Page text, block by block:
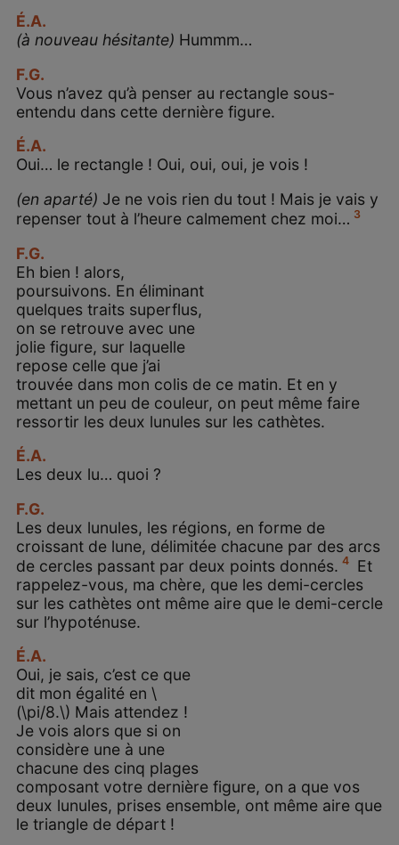
É.A.
(à nouveau hésitante) Hummm…
F.G.
Vous n’avez qu’à penser au rectangle sous-
entendu dans cette dernière figure.
É.A.
Oui… le rectangle ! Oui, oui, oui, je vois !
(en aparté) Je ne vois rien du tout ! Mais je vais y
repenser tout à l’heure calmement chez moi… 3
F.G.
Eh bien ! alors,
poursuivons. En éliminant
quelques traits superflus,
on se retrouve avec une
jolie figure, sur laquelle
repose celle que j’ai
trouvée dans mon colis de ce matin. Et en y
mettant un peu de couleur, on peut même faire
ressortir les deux lunules sur les cathètes.
É.A.
Les deux lu… quoi ?
F.G.
Les deux lunules, les régions, en forme de
croissant de lune, délimitée chacune par des arcs
de cercles passant par deux points donnés. 4
Et
rappelez-vous, ma chère, que les demi-cercles
sur les cathètes ont même aire que le demi-cercle
sur l’hypoténuse.
É.A.
Oui, je sais, c’est ce que
dit mon égalité en \
(\pi/8.\) Mais attendez !
Je vois alors que si on
considère une à une
chacune des cinq plages
composant votre dernière figure, on a que vos
deux lunules, prises ensemble, ont même aire que
le triangle de départ !